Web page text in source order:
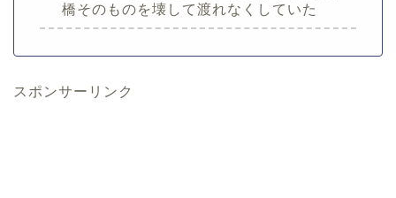
橋そのものを壊して渡れなくしていた
スポンサーリンク